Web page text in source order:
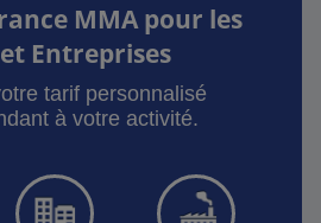
MMA pour les
Entreprises
tarif personnalisé
à votre activité.